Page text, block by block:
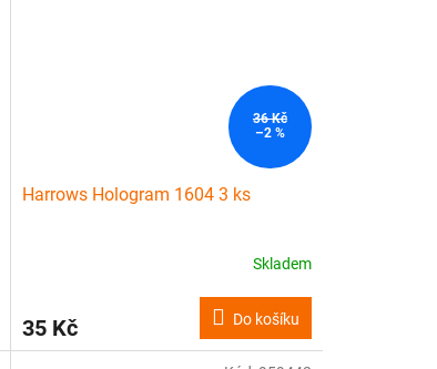
36 Kč
–2 %
Harrows Hologram 1604 3 ks
Skladem
35 Kč Do košíku